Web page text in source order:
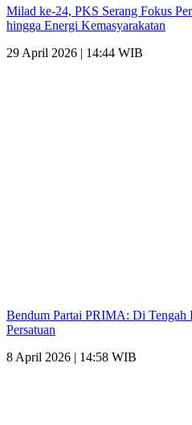
Milad ke-24, PKS Serang Fokus
hingga Energi Kemasyarakatan
29 April 2026 | 14:44 WIB
Bendum Partai PRIMA: Di Tengah
Persatuan
8 April 2026 | 14:58 WIB